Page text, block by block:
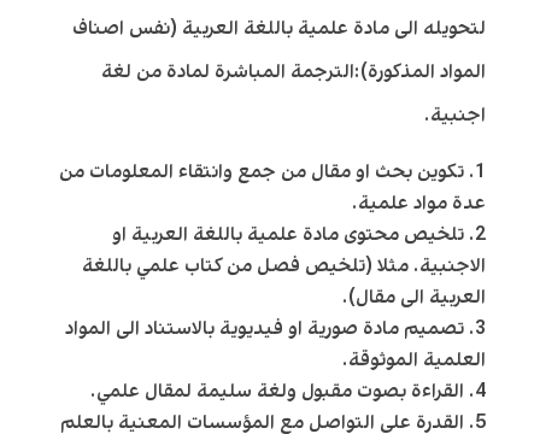
لتحويله الى مادة علمية باللغة العربية (نفس اصناف
المواد المذكورة):الترجمة المباشرة لمادة من لغة
اجنبية.
تكوين بحث او مقال من جمع وانتقاء المعلومات من
عدة مواد علمية.
تلخيص محتوى مادة علمية باللغة العربية او
الاجنبية. مثلا (تلخيص فصل من كتاب علمي باللغة
العربية الى مقال).
تصميم مادة صورية او فيديوية بالاستناد الى المواد
العلمية الموثوقة.
القراءة بصوت مقبول ولغة سليمة لمقال علمي.
القدرة على التواصل مع المؤسسات المعنية بالعلم